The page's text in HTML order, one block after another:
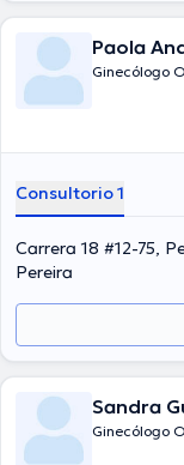
Paola
Ginecólogo
Consultorio 1
Carrera 18 #12-75,
Pereira
Sandra
Ginecólogo